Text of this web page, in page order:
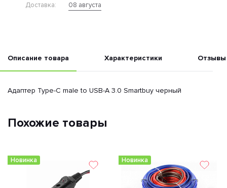
Доставка:
08 августа
Описание товара Характеристики Отзывы
Адаптер Type-C male to USB-A 3.0 Smartbuy черный
Похожие товары
Новинка Новинка